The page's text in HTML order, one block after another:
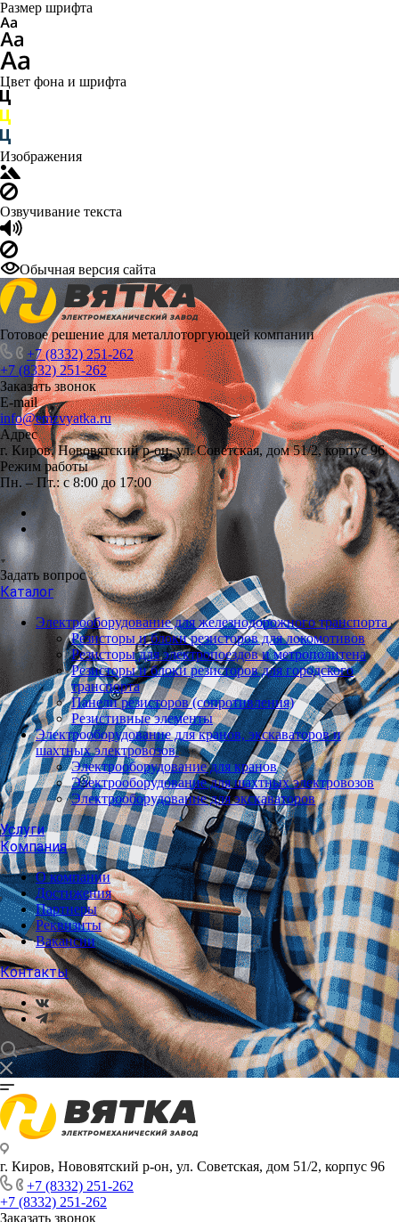
Размер шрифта
Цвет фона и шрифта
Изображения
Озвучивание текста
Обычная версия сайта
Готовое решение для металлоторгующей компании
+7 (8332) 251-262
+7 (8332) 251-262
Заказать звонок
E-mail
info@emzvyatka.ru
Адрес
г. Киров, Нововятский р-он, ул. Советская, дом 51/2, корпус 96
Режим работы
Пн. – Пт.: с 8:00 до 17:00
Задать вопрос
Каталог
Электрооборудование для железнодорожного транспорта
Резисторы и блоки резисторов для локомотивов
Резисторы для электропоездов и метрополитена
Резисторы и блоки резисторов для городского
транспорта
Панели резисторов (сопротивления)
Резистивные элементы
Электрооборудование для кранов, экскаваторов и
шахтных электровозов
Электрооборудование для кранов
Электрооборудование для шахтных электровозов
Электрооборудование для экскаваторов
Услуги
Компания
О компании
Достижения
Партнеры
Реквизиты
Вакансии
Контакты
г. Киров, Нововятский р-он, ул. Советская, дом 51/2, корпус 96
+7 (8332) 251-262
+7 (8332) 251-262
Заказать звонок